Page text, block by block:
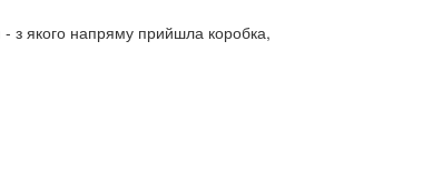
з якого напряму прийшла коробка,